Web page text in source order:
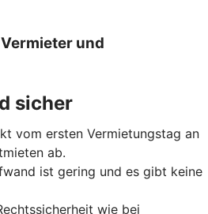
und
sicher
vom ersten Vermietungstag an
ab.
ist gering und es gibt keine
wie bei